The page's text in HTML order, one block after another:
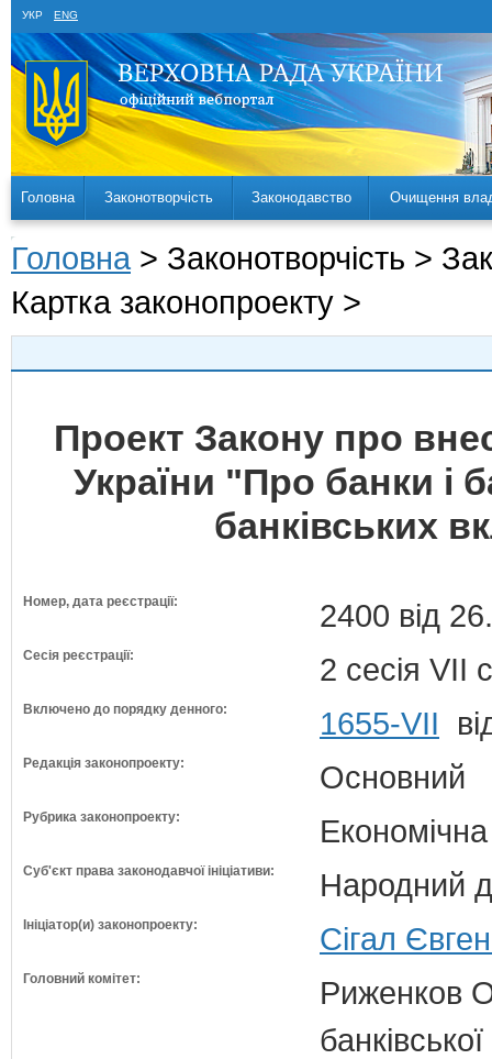
УКР ENG
Головна Законотворчість Законодавство Очищення
Головна > Законотворчість >
Картка законопроекту >
Проект Закону про
України "Про банки і
банківських
Номер, дата реєстрації: 2400 від
Сесія реєстрації: 2 сесія VII
Включено до порядку денного: 1655-VII
Редакція законопроекту: Основний
Рубрика законопроекту:
Суб'єкт права законодавчої ініціативи: Народний
Ініціатор(и) законопроекту: Сігал
Головний комітет:
Риженков